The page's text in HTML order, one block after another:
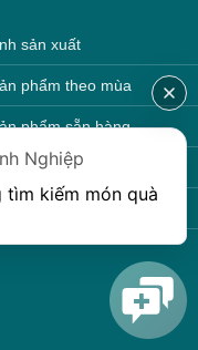
sản xuất
phẩm theo mùa
phẩm sẵn hàng
phẩm mới
phẩm môi trường
Nghiệp
tìm kiếm món quà